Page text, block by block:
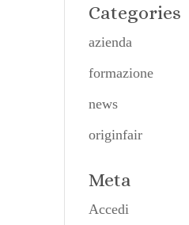
Categories
azienda
formazione
news
originfair
Meta
Accedi